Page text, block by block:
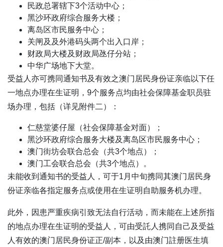
民政总署辖下3个活动中心；
黑沙环政府综合服务大楼；
离岛区市民服务中心；
关闸及及外港码头两个出入口岸；
财政局大楼及财政局氹仔分站；
中华广场地下大堂。
受益人亦可携同通知书及有效之澳门居民身份证亲临以下任
一地点办理在生证明，9个服务点均由社会保障基金职员驻
场办理，包括（详见附件二）：
仁慈堂婆仔屋（社会保障基金对面）；
黑沙环政府综合服务大楼及离岛区市民服务中心；
澳门街坊会联合总会（共3个地点）；
澳门工会联合总会（共3个地点）。
未能收到通知书的受益人，可于1月中旬携同其澳门居民身
份证亲临各指定服务点或使用在生证明自助服务机办理。
此外，因患严重疾病引致无法自行活动，而未能在上述所指
的地点办理在生证明的受益人，可由受託人携同自己及受益
人有效的澳门居民身份证正/副本，以及由澳门註册医生填